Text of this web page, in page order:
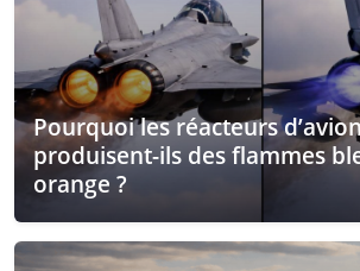
Pourquoi les réacteurs
produisent-ils des flammes
orange ?